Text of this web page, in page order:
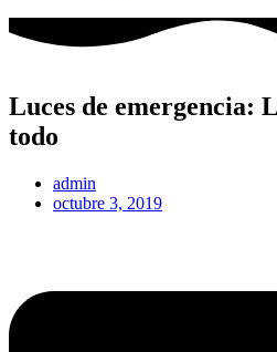
Luces de emergencia:
todo
admin
octubre 3, 2019